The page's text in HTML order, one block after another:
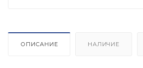
ОПИСАНИЕ НАЛИЧИЕ